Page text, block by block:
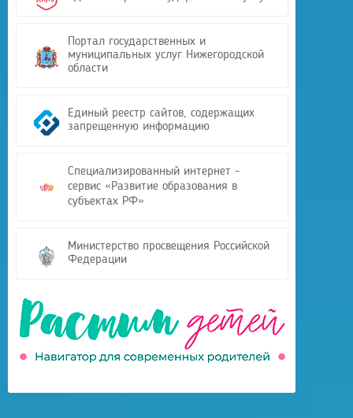
Портал государственных и
муниципальных услуг Нижегородской
области
Единый реестр сайтов, содержащих
запрещенную информацию
Специализированный интернет -
сервис «Развитие образования в
субъектах РФ»
Министерство просвещения Российской
Федерации